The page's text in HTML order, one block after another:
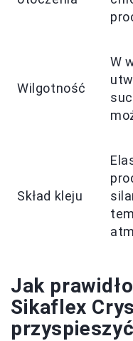
Wilgotność
W
Skład kleju
Jak
Sikaflex